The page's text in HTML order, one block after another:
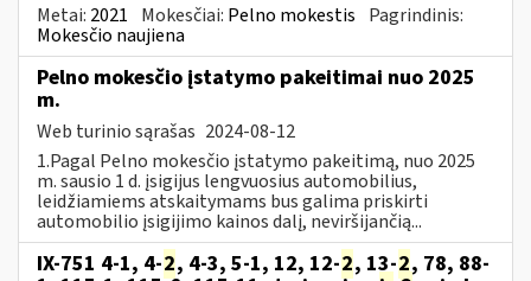
Metai: 2021 Mokesčiai: Pelno mokestis Pagrindinis:
Mokesčio naujiena
Pelno mokesčio įstatymo pakeitimai nuo 2025
m.
Web turinio sąrašas 2024-08-12
1.Pagal Pelno mokesčio įstatymo pakeitimą, nuo 2025
m. sausio 1 d. įsigijus lengvuosius automobilius,
leidžiamiems atskaitymams bus galima priskirti
automobilio įsigijimo kainos dalį, neviršijančią...
IX-751 4-1, 4-2, 4-3, 5-1, 12, 12-2, 13-2, 78, 88-